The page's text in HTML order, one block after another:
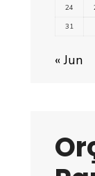
24
31
« Jun